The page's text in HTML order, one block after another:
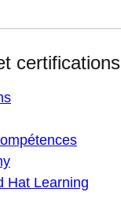
certifications
Hat Learning